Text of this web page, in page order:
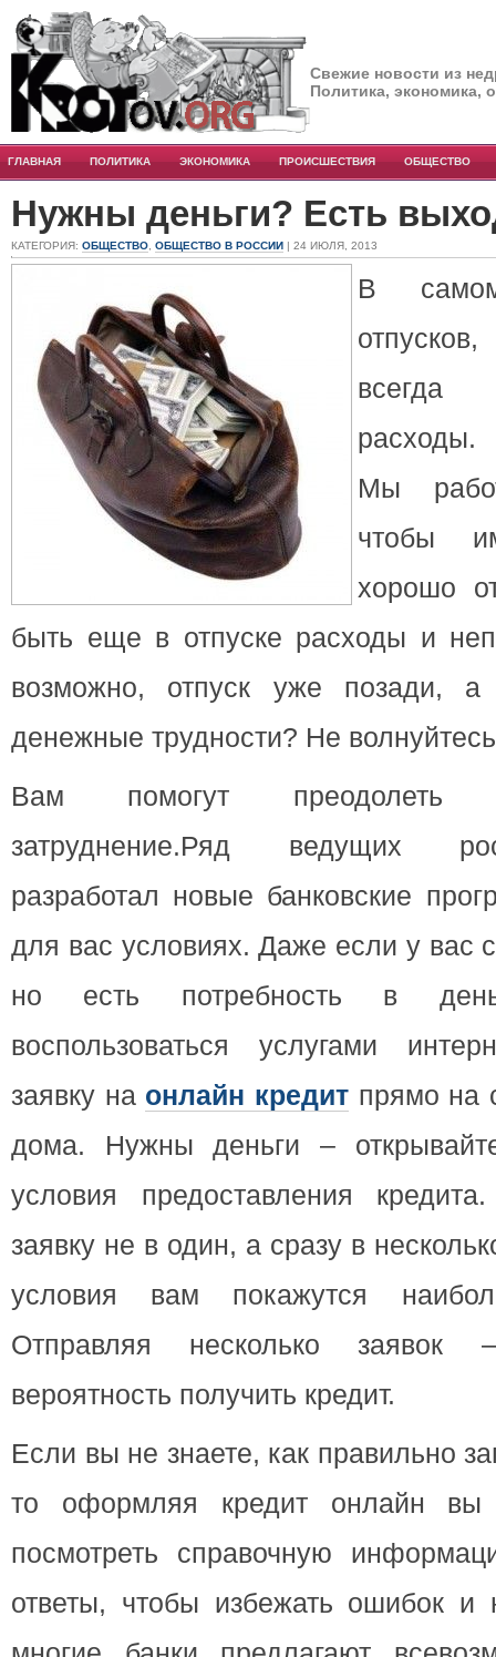
Свежие новости из
Политика, экономика,
ГЛАВНАЯ ПОЛИТИКА ЭКОНОМИКА ПРОИСШЕСТВИЯ ОБЩЕСТВО
Нужны деньги? Есть
КАТЕГОРИЯ: ОБЩЕСТВО ОБЩЕСТВО В РОССИИ | 24 ИЮЛЯ, 2013
В
всегда
Мы
чтобы
хорошо
быть еще в отпуске расходы и
возможно, отпуск уже позади,
денежные трудности? Не
Вам помогут преодолеть
затруднение.Ряд ведущих
разработал новые банковские
для вас условиях. Даже если у вас
но есть потребность в
воспользоваться услугами
заявку на онлайн кредит прямо на
дома. Нужны деньги –
условия предоставления
заявку не в один, а сразу в
условия вам покажутся
Отправляя несколько
вероятность получить кредит.
Если вы не знаете, как правильно
то оформляя кредит онлайн
посмотреть справочную
ответы, чтобы избежать ошибок и